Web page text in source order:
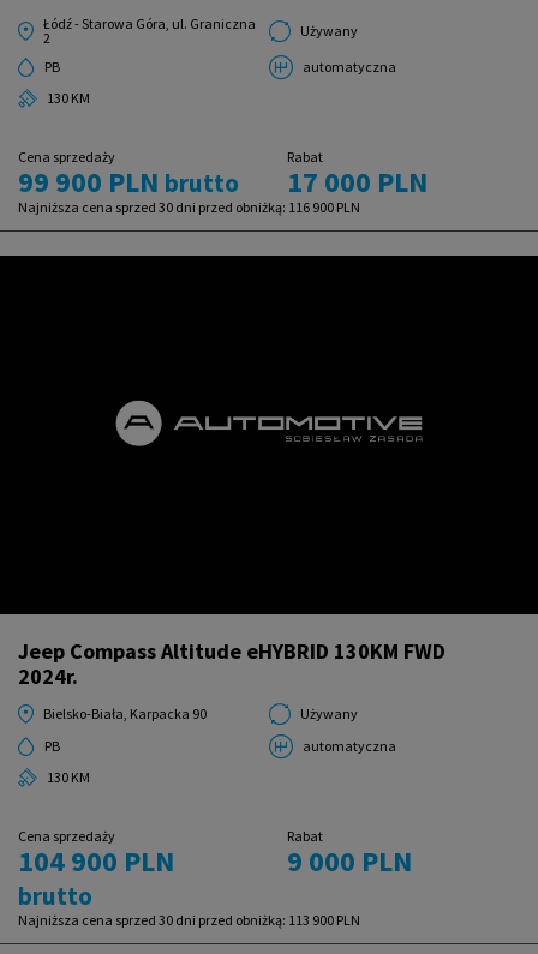
Łódź - Starowa Góra, ul. Graniczna
2
Używany
PB
automatyczna
130 KM
Cena sprzedaży
99 900 PLN brutto
Rabat
17 000 PLN
Najniższa cena sprzed 30 dni przed obniżką: 116 900 PLN
Jeep Compass Altitude eHYBRID 130KM FWD
2024r.
Bielsko-Biała, Karpacka 90
Używany
PB
automatyczna
130 KM
Cena sprzedaży
104 900 PLN
brutto
Rabat
9 000 PLN
Najniższa cena sprzed 30 dni przed obniżką: 113 900 PLN